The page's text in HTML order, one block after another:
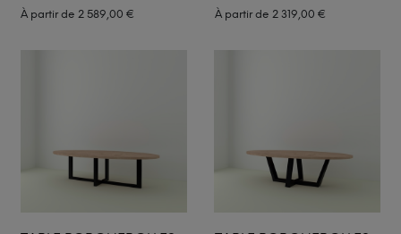
À partir de 2 589,00 € À partir de 2 319,00 €